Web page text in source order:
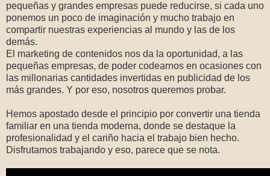
pequeñas y grandes empresas puede reducirse, si cada uno
ponemos un poco de imaginación y mucho trabajo en
compartir nuestras experiencias al mundo y las de los
demás.
El marketing de contenidos nos da la oportunidad, a las
pequeñas empresas, de poder codearnos en ocasiones con
las millonarias cantidades invertidas en publicidad de los
más grandes. Y por eso, nosotros queremos probar.
Hemos apostado desde el principio por convertir una tienda
familiar en una tienda moderna, donde se destaque la
profesionalidad y el cariño hacia el trabajo bien hecho.
Disfrutamos trabajando y eso, parece que se nota.